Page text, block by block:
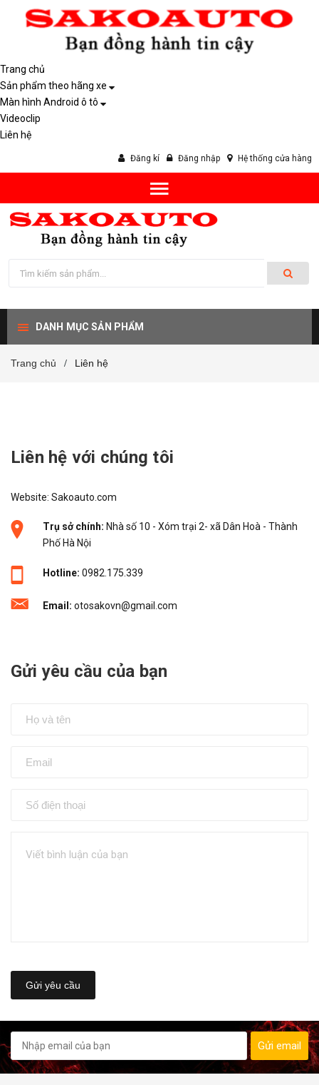
Trang chủ
Sản phẩm theo hãng xe
Màn hình Android ô tô
Videoclip
Liên hệ
Đăng kí Đăng nhập Hệ thống cửa hàng
DANH MỤC SẢN PHẨM
Trang chủ / Liên hệ
Liên hệ với chúng tôi
Website: Sakoauto.com
Trụ sở chính: Nhà số 10 - Xóm trại 2- xã Dân Hoà - Thành
Phố Hà Nội
Hotline: 0982.175.339
Email: otosakovn@gmail.com
Gửi yêu cầu của bạn
Gửi yêu cầu
Gửi email